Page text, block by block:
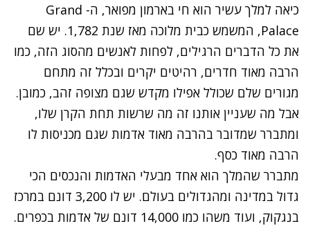
כיאה למלך עשיר הוא חי בארמון מפואר, ה- Grand
Palace, המשמש כבית מלוכה מאז שנת 1,782. יש שם
את כל הדברים הרגילים, לפחות לאנשים מהסוג הזה, כמו
הרבה מאוד חדרים, רהיטים יקרים ובכלל זה מתחם
מגורים שלם שכולל אפילו מקדש שגם מצופה זהב, כמובן.
אבל מה שעניין אותנו זה מה שרשות תחת הקרן שלו,
ומתברר שמדובר בהרבה מאוד אדמות שגם מכניסות לו
הרבה מאוד כסף.
מתברר שהמלך הוא אחד מבעלי האדמות והנכסים הכי
גדול במדינה ומהגדולים בעולם. יש לו 3,200 דונם במרכז
בנגקוק, ועוד משהו כמו 14,000 דונם של אדמות בכפרים.